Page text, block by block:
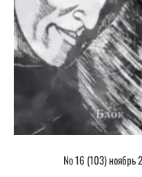
№ 16 (103) ноябрь